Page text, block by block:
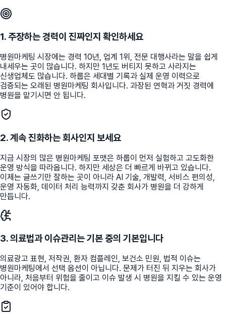
1. 주장하는 경력이 진짜인지 확인하세요
병원마케팅 시장에는 경력 10년, 업계 1위, 전문 대행사라는 말을 쉽게
내세우는 곳이 많습니다. 하지만 1년도 버티지 못하고 사라지는
신생업체도 많습니다. 하룹은 세대별 기록과 실제 운영 이력으로
검증되는 오래된 병원마케팅 회사입니다. 과장된 연혁과 거짓 경력에
병원을 맡기시면 안 됩니다.
2. 계속 진화하는 회사인지 보세요
지금 시장의 많은 병원마케팅 포맷은 하룹이 먼저 실험하고 고도화한
운영 방식을 따라옵니다. 하지만 세상은 더 빠르게 바뀌고 있습니다.
이제는 글쓰기만 잘하는 곳이 아니라 AI 기술, 개발력, 서비스 편의성,
운영 자동화, 데이터 처리 능력까지 갖춘 회사가 병원을 더 강하게
만듭니다.
3. 의료법과 이슈관리는 기본 중의 기본입니다
의료광고 표현, 저작권, 환자 컴플레인, 보건소 민원, 법적 이슈는
병원마케팅에서 선택 옵션이 아닙니다. 문제가 터진 뒤 지우는 회사가
아니라, 처음부터 위험을 줄이고 이슈 발생 시 병원을 지킬 수 있는 운영
기준이 있어야 합니다.